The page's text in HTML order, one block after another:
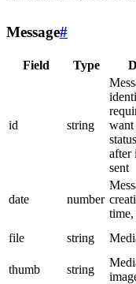
Message#
Field Type
id string
want
after
sent
date number
time,
file string
thumb
string